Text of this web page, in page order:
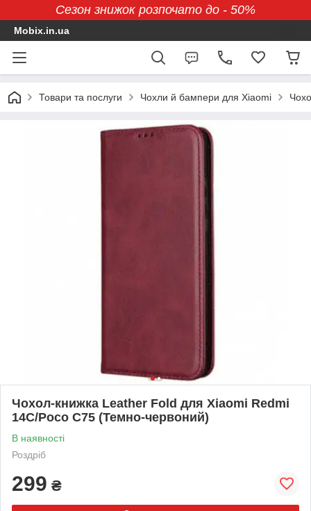
Сезон знижок розпочато до - 50%
Mobix.in.ua
Товари та послуги Чохли й бампери для Xiaomi
Чохол-книжка Leather Fold для Xiaomi Redmi
14C/Poco C75 (Темно-червоний)
В наявності
Роздріб
299 ₴